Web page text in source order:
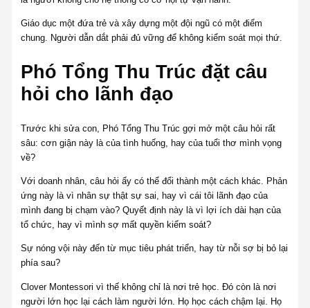
Giáo dục một đứa trẻ và xây dựng một đội ngũ có một điểm
chung. Người dẫn dắt phải đủ vững để không kiểm soát mọi thứ.
Phó Tổng Thu Trúc đặt câu
hỏi cho lãnh đạo
Trước khi sửa con, Phó Tổng Thu Trúc gợi mở một câu hỏi rất
sâu: cơn giận này là của tình huống, hay của tuổi thơ mình vọng
về?
Với doanh nhân, câu hỏi ấy có thể đổi thành một cách khác. Phản
ứng này là vì nhân sự thật sự sai, hay vì cái tôi lãnh đạo của
mình đang bị chạm vào? Quyết định này là vì lợi ích dài hạn của
tổ chức, hay vì mình sợ mất quyền kiểm soát?
Sự nóng vội này đến từ mục tiêu phát triển, hay từ nỗi sợ bị bỏ lại
phía sau?
Clover Montessori vì thế không chỉ là nơi trẻ học. Đó còn là nơi
người lớn học lại cách làm người lớn. Họ học cách chậm lại. Họ